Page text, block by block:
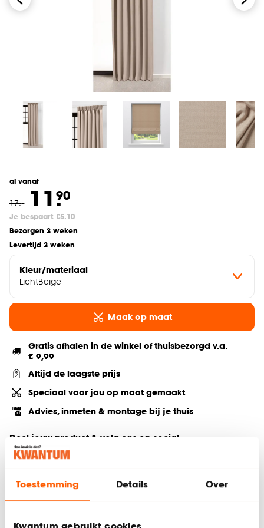
Toestemming Details Over
al vanaf
17.- 11.90
Je bespaart €5.10
Bezorgen 3 weken
Levertijd 3 weken
Kleur/materiaal
LichtBeige
Maak op maat
Gratis afhalen in de winkel of thuisbezorgd v.a.
€ 9,99
Altijd de laagste prijs
Speciaal voor jou op maat gemaakt
Advies, inmeten & montage bij je thuis
Deel jouw product & volg ons op social
Hulp nodig? Wij regelen het voor je!
Bestel een kleurstaal